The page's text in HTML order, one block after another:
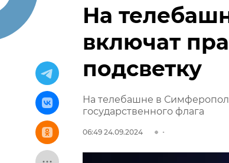
На
включат
подсветку
На телебашне в
государственного флага
06:49 24.09.2024